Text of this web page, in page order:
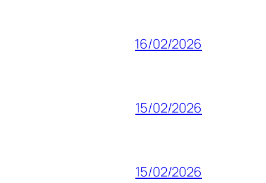
16/02/2026
15/02/2026
15/02/2026